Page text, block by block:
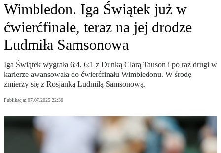
Wimbledon. Iga Świątek już w
ćwierćfinale, teraz na jej drodze
Ludmiła Samsonowa
Iga Świątek wygrała 6:4, 6:1 z Dunką Clarą Tauson i po raz drugi w
karierze awansowała do ćwierćfinału Wimbledonu. W środę
zmierzy się z Rosjanką Ludmiłą Samsonową.
Publikacja: 07.07.2025 22:30